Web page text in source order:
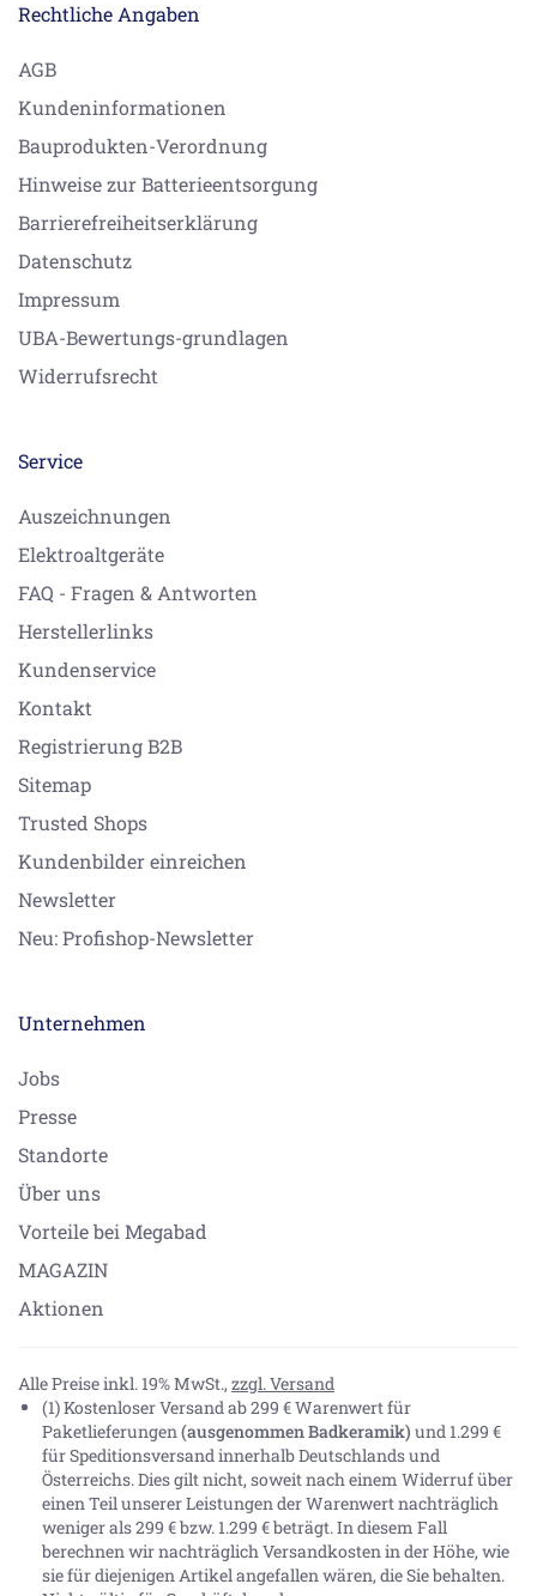
Rechtliche Angaben
AGB
Kundeninformationen
Bauprodukten-Verordnung
Hinweise zur Batterieentsorgung
Barrierefreiheitserklärung
Datenschutz
Impressum
UBA-Bewertungs-grundlagen
Widerrufsrecht
Service
Auszeichnungen
Elektroaltgeräte
FAQ - Fragen & Antworten
Herstellerlinks
Kundenservice
Kontakt
Registrierung B2B
Sitemap
Trusted Shops
Kundenbilder einreichen
Newsletter
Neu: Profishop-Newsletter
Unternehmen
Jobs
Presse
Standorte
Über uns
Vorteile bei Megabad
MAGAZIN
Aktionen
Alle Preise inkl. 19% MwSt., zzgl. Versand
(1) Kostenloser Versand ab 299 € Warenwert für
Paketlieferungen(ausgenommen Badkeramik) und 1.299 €
für Speditionsversand innerhalb Deutschlands und
Österreichs. Dies gilt nicht, soweit nach einem Widerruf über
einen Teil unserer Leistungen der Warenwert nachträglich
weniger als 299 € bzw. 1.299 € beträgt. In diesem Fall
berechnen wir nachträglich Versandkosten in der Höhe, wie
sie für diejenigen Artikel angefallen wären, die Sie behalten.